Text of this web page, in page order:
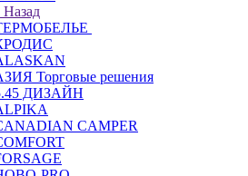
Назад
Торговые решения
ДИЗАЙН
CAMPER